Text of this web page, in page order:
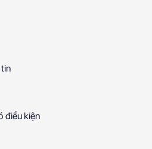
điều kiện